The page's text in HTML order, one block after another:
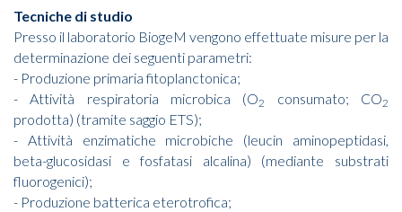
Tecniche di studio
Presso il laboratorio BiogeM vengono effettuate misure per la
determinazione dei seguenti parametri:
- Produzione primaria fitoplanctonica;
- Attività respiratoria microbica (O2 consumato; CO2
prodotta) (tramite saggio ETS);
- Attività enzimatiche microbiche (leucin aminopeptidasi,
beta-glucosidasi e fosfatasi alcalina) (mediante substrati
fluorogenici);
- Produzione batterica eterotrofica;